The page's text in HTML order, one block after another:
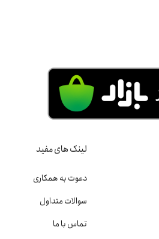
لینک های مفید
دعوت به همکاری
سوالات متداول
تماس با ما